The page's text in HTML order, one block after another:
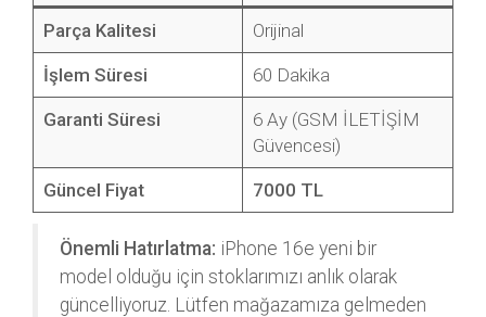
Parça Kalitesi Orijinal
İşlem Süresi 60 Dakika
Garanti Süresi
6 Ay (GSM İLETİŞİM
Güvencesi)
Güncel Fiyat 7000 TL
Önemli Hatırlatma: iPhone 16e yeni bir
model olduğu için stoklarımızı anlık olarak
güncelliyoruz. Lütfen mağazamıza gelmeden